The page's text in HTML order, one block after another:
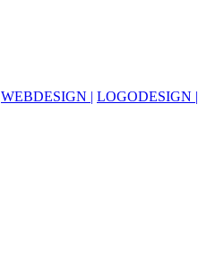
WEBDESIGN | LOGODESIGN |